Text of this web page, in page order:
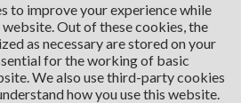
to improve your experience while
Out of these cookies, the
as necessary are stored on your
for the working of basic
We also use third-party cookies
how you use this website.